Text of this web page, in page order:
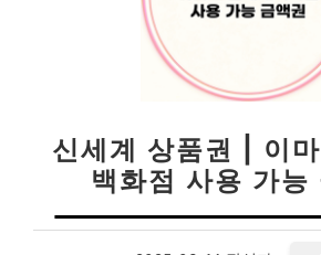
신세계 상품권 | 이
백화점 사용 가능